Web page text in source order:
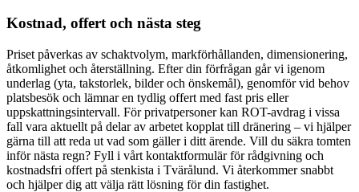
Kostnad, offert och nästa steg
Priset påverkas av schaktvolym, markförhållanden, dimensionering,
åtkomlighet och återställning. Efter din förfrågan går vi igenom
underlag (yta, takstorlek, bilder och önskemål), genomför vid behov
platsbesök och lämnar en tydlig offert med fast pris eller
uppskattningsintervall. För privatpersoner kan ROT-avdrag i vissa
fall vara aktuellt på delar av arbetet kopplat till dränering – vi hjälper
gärna till att reda ut vad som gäller i ditt ärende. Vill du säkra tomten
inför nästa regn? Fyll i vårt kontaktformulär för rådgivning och
kostnadsfri offert på stenkista i Tvärålund. Vi återkommer snabbt
och hjälper dig att välja rätt lösning för din fastighet.